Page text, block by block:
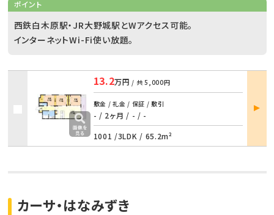
ポイント
西鉄白木原駅・JR大野城駅とWアクセス可能。
インターネットWi-Fi使い放題。
13.2万円 / 共5,000円
敷金 / 礼金 / 保証 / 敷引
- / 2ヶ月 / - / -
1001 /3LDK / 65.2m²
部屋
詳細
カーサ・はなみずき